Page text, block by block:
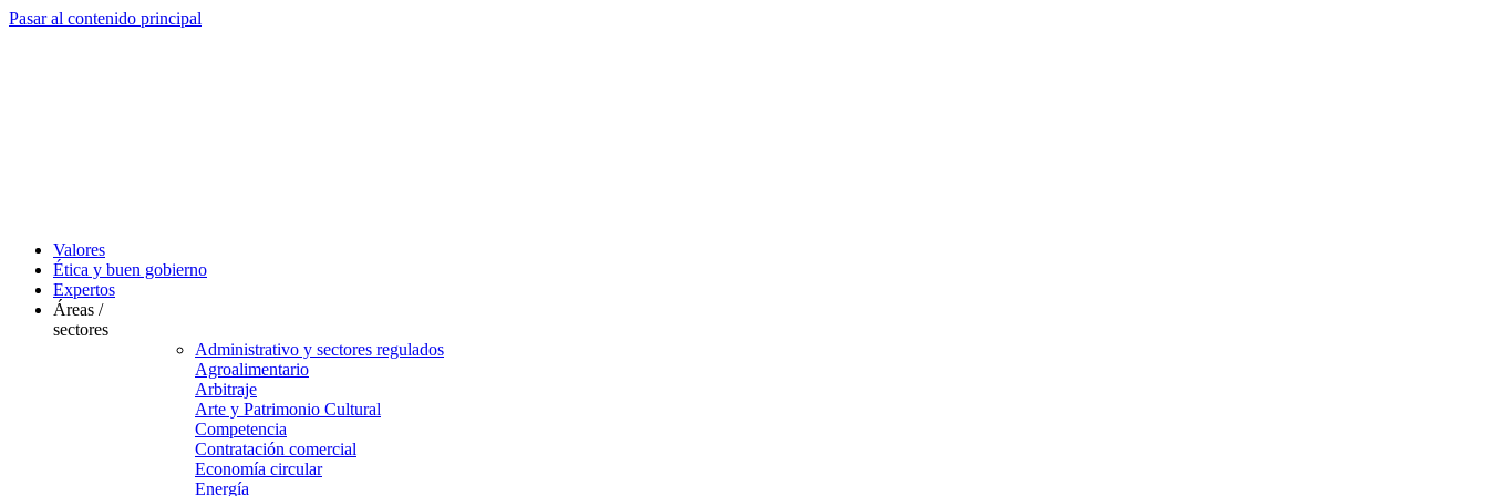
Pasar al contenido principal
Valores
Ética y buen gobierno
Expertos
Áreas /
sectores
Administrativo y sectores regulados
Agroalimentario
Arbitraje
Arte y Patrimonio Cultural
Competencia
Contratación comercial
Economía circular
Energía